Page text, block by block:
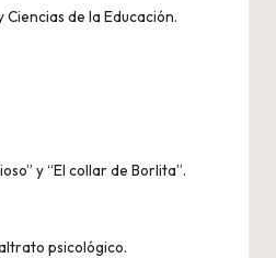
de la Educación.
y “El collar de Borlita”.
psicológico.